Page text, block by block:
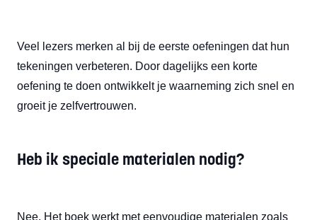
Veel lezers merken al bij de eerste oefeningen dat hun
tekeningen verbeteren. Door dagelijks een korte
oefening te doen ontwikkelt je waarneming zich snel en
groeit je zelfvertrouwen.
Heb ik speciale materialen nodig?
Nee. Het boek werkt met eenvoudige materialen zoals